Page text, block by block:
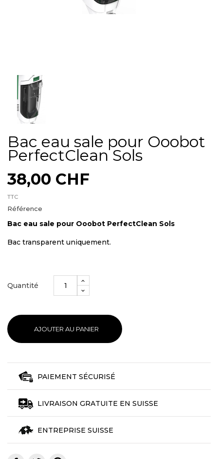
Bac eau sale pour Ooobot
PerfectClean Sols
38,00 CHF
TTC
Référence
Bac eau sale pour Ooobot PerfectClean Sols
Bac transparent uniquement.
Quantité
AJOUTER AU PANIER
PAIEMENT SÉCURISÉ
LIVRAISON GRATUITE EN SUISSE
ENTREPRISE SUISSE